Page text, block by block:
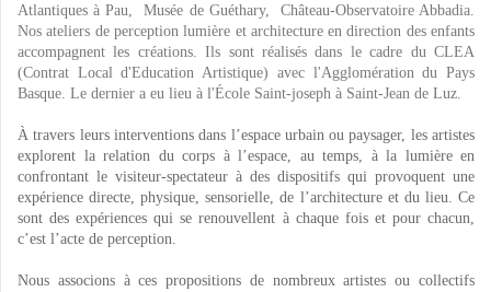
Atlantiques à Pau, Musée de Guéthary, Château-Observatoire Abbadia.
Nos ateliers de perception lumière et architecture en direction des enfants
accompagnent les créations. Ils sont réalisés dans le cadre du CLEA
(Contrat Local d'Education Artistique) avec l'Agglomération du Pays
Basque. Le dernier a eu lieu à l'École Saint-joseph à Saint-Jean de Luz.
À travers leurs interventions dans l’espace urbain ou paysager, les artistes
explorent la relation du corps à l’espace, au temps, à la lumière en
confrontant le visiteur-spectateur à des dispositifs qui provoquent une
expérience directe, physique, sensorielle, de l’architecture et du lieu. Ce
sont des expériences qui se renouvellent à chaque fois et pour chacun,
c’est l’acte de perception.
Nous associons à ces propositions de nombreux artistes ou collectifs